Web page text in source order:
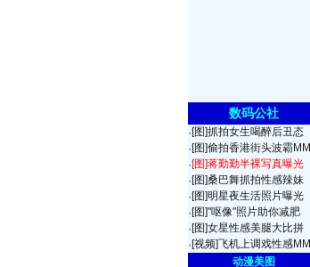
数码公社
· [图]抓拍女生喝醉后丑态
· [图]偷拍香港街头波霸MM
·[图]蒋勤勤半裸写真曝光
· [图]桑巴舞抓拍性感辣妹
· [图]明星夜生活照片曝光
· [图]"呕像"照片助你减肥
· [图]女星性感美腿大比拼
· [视频]飞机上调戏性感MM
动漫美图